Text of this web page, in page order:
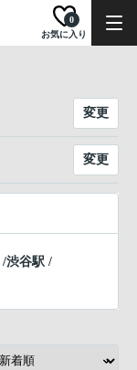
お気に入り
0
変更
変更
/渋谷駅 /